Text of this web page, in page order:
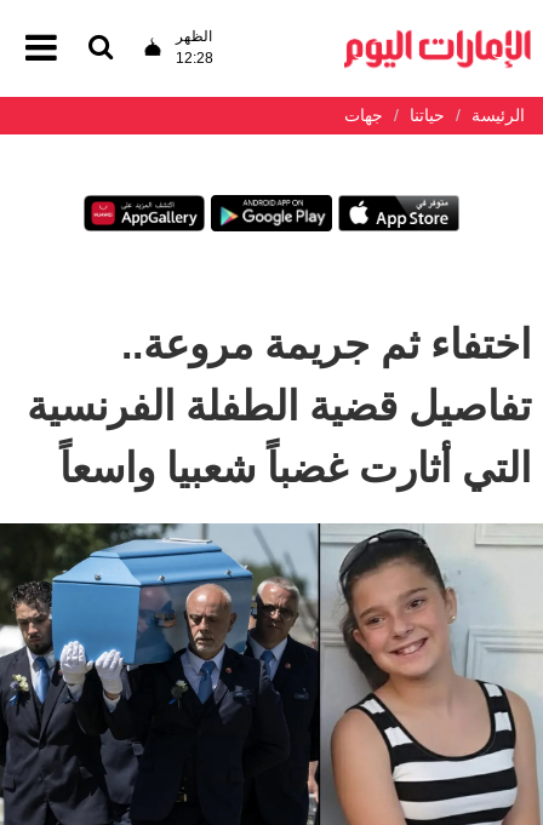
الظهر
12:28
الرئيسة حياتنا جهات
اختفاء ثم جريمة مروعة..
تفاصيل قضية الطفلة الفرنسية
التي أثارت غضباً شعبيا واسعاً